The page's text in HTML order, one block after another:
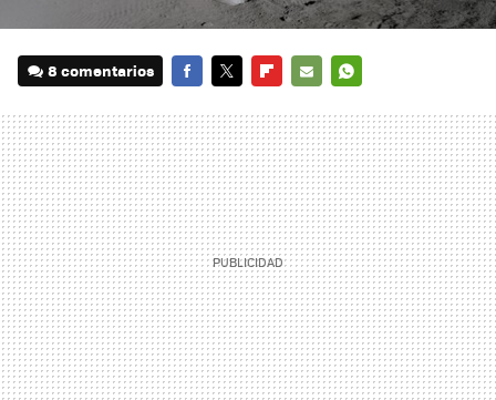
8 comentarios
MAIL